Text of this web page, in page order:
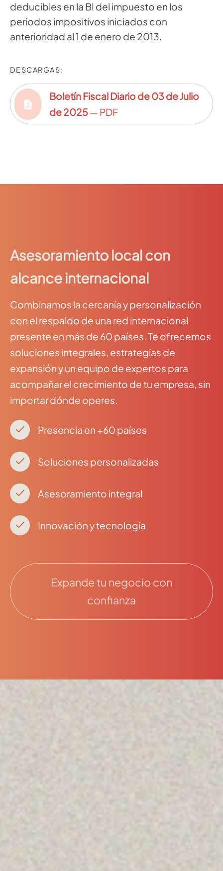
deducibles en la BI del impuesto en los
períodos impositivos iniciados con
anterioridad al 1 de enero de 2013.
DESCARGAS:
Boletín Fiscal Diario de 03 de Julio
de 2025— PDF
Asesoramiento local con
alcance internacional
Combinamos la cercanía y personalización
con el respaldo de una red internacional
presente en más de 60 países. Te ofrecemos
soluciones integrales, estrategias de
expansión y un equipo de expertos para
acompañar el crecimiento de tu empresa, sin
importar dónde operes.
Presencia en +60 países
Soluciones personalizadas
Asesoramiento integral
Innovación y tecnología
Expande tu negocio con
confianza